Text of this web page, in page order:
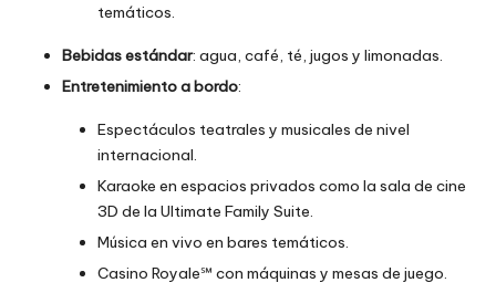
temáticos.
Bebidas estándar: agua, café, té, jugos y limonadas.
Entretenimiento a bordo:
Espectáculos teatrales y musicales de nivel
internacional.
Karaoke en espacios privados como la sala de cine
3D de la Ultimate Family Suite.
Música en vivo en bares temáticos.
Casino Royale℠ con máquinas y mesas de juego.